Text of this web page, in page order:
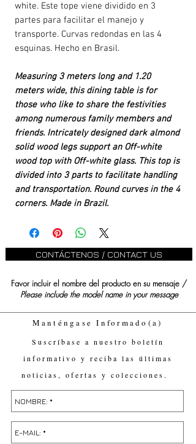
white. Este tope viene dividido en 3
partes para facilitar el manejo y
transporte. Curvas redondas en las 4
esquinas. Hecho en Brasil.
Measuring 3 meters long and 1.20
meters wide, this dining table is for
those who like to share the festivities
among numerous family members and
friends. Intricately designed dark almond
solid wood legs support an Off-white
wood top with Off-white glass. This top is
divided into 3 parts to facilitate handling
and transportation. Round curves in the 4
corners. Made in Brazil.
CONTÁCTENOS / CONTACT US
Favor incluir el nombre del producto en su mensaje /
Please include the model name in your message
Manténgase Informado(a)
Suscríbase a nuestro boletín
informativo y reciba las últimas
noticias, ofertas y colecciones.